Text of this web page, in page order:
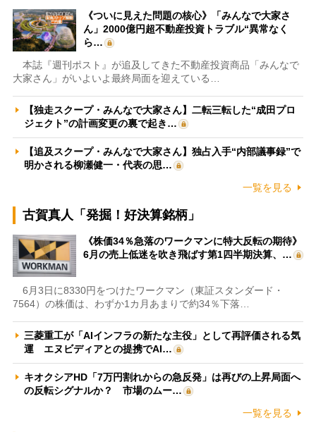
《ついに見えた問題の核心》「みんなで大家さ
ん」2000億円超不動産投資トラブル“異常なく
ら…
本誌『週刊ポスト』が追及してきた不動産投資商品「みんなで
大家さん」がいよいよ最終局面を迎えている…
【独走スクープ・みんなで大家さん】二転三転した“成田プロ
ジェクト”の計画変更の裏で起き…
【追及スクープ・みんなで大家さん】独占入手“内部議事録”で
明かされる柳瀬健一・代表の思…
一覧を見る
古賀真人「発掘！好決算銘柄」
《株価34％急落のワークマンに特大反転の期待》
6月の売上低迷を吹き飛ばす第1四半期決算、…
6月3日に8330円をつけたワークマン（東証スタンダード・
7564）の株価は、わずか1カ月あまりで約34％下落…
三菱重工が「AIインフラの新たな主役」として再評価される気
運 エヌビディアとの提携でAI…
キオクシアHD「7万円割れからの急反発」は再びの上昇局面へ
の反転シグナルか？ 市場のムー…
一覧を見る